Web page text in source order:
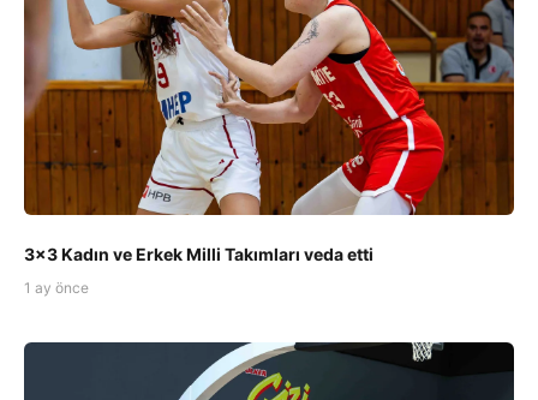
3x3 Kadın ve Erkek Milli Takımları veda etti
1 ay önce